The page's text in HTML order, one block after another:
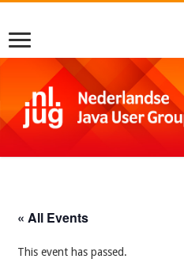
« All Events
This event has passed.